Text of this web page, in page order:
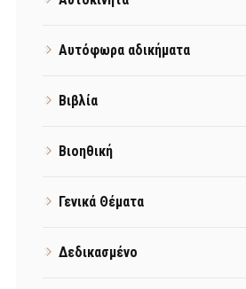
Αυτόφωρα αδικήματα
Βιβλία
Βιοηθική
Γενικά Θέματα
Δεδικασμένο